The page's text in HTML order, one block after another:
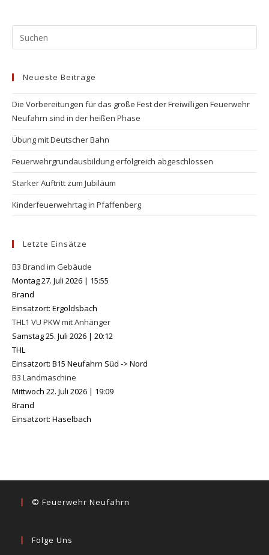
Neueste Beiträge
Die Vorbereitungen für das große Fest der Freiwilligen Feuerwehr
Neufahrn sind in der heißen Phase
Übung mit Deutscher Bahn
Feuerwehrgrundausbildung erfolgreich abgeschlossen
Starker Auftritt zum Jubiläum
Kinderfeuerwehrtag in Pfaffenberg
Letzte Einsätze
B3 Brand im Gebäude
Montag 27. Juli 2026 | 15:55
Brand
Einsatzort: Ergoldsbach
THL1 VU PKW mit Anhänger
Samstag 25. Juli 2026 | 20:12
THL
Einsatzort: B15 Neufahrn Süd -> Nord
B3 Landmaschine
Mittwoch 22. Juli 2026 | 19:09
Brand
Einsatzort: Haselbach
© Feuerwehr Neufahrn
Folge Uns